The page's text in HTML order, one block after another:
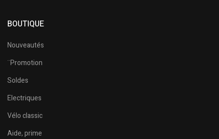
BOUTIQUE
Nouveautés
¨Promotion
Soldes
Electriques
Vélo classic
Aide, prime